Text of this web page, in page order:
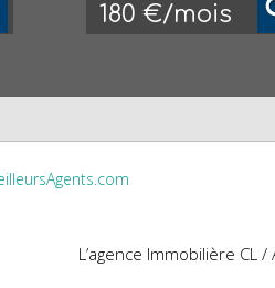
180 €/mois
L’agence Immobilière CL